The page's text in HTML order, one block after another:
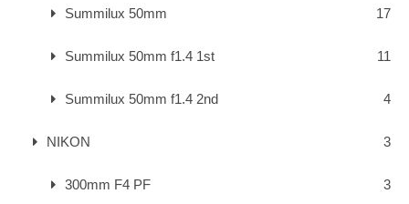
Summilux 50mm 17
Summilux 50mm f1.4 1st 11
Summilux 50mm f1.4 2nd 4
NIKON 3
300mm F4 PF 3